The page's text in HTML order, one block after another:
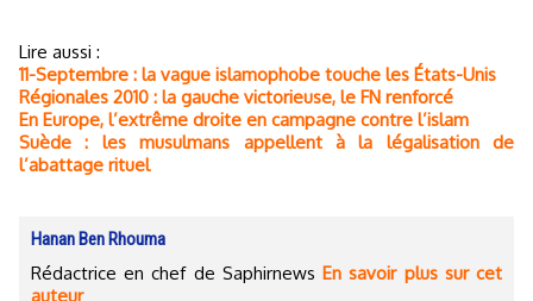
Lire aussi :
11-Septembre : la vague islamophobe touche les États-Unis
Régionales 2010 : la gauche victorieuse, le FN renforcé
En Europe, l’extrême droite en campagne contre l’islam
Suède : les musulmans appellent à la légalisation de
l’abattage rituel
Hanan Ben Rhouma
Rédactrice en chef de SaphirnewsEn savoir plus sur cet
auteur